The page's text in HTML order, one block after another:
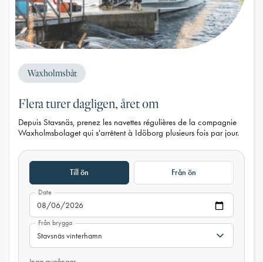
Waxholmsbåt
Flera turer dagligen, året om
Depuis Stavsnäs, prenez les navettes régulières de la compagnie
Waxholmsbolaget qui s'arrêtent à Idöborg plusieurs fois par jour.
Till ön Från ön
Date
Från brygga